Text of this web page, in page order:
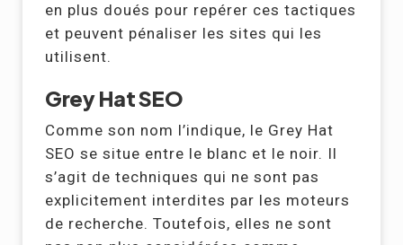
en plus doués pour repérer ces tactiques
et peuvent pénaliser les sites qui les
utilisent.
Grey Hat SEO
Comme son nom l’indique, le Grey Hat
SEO se situe entre le blanc et le noir. Il
s’agit de techniques qui ne sont pas
explicitement interdites par les moteurs
de recherche. Toutefois, elles ne sont